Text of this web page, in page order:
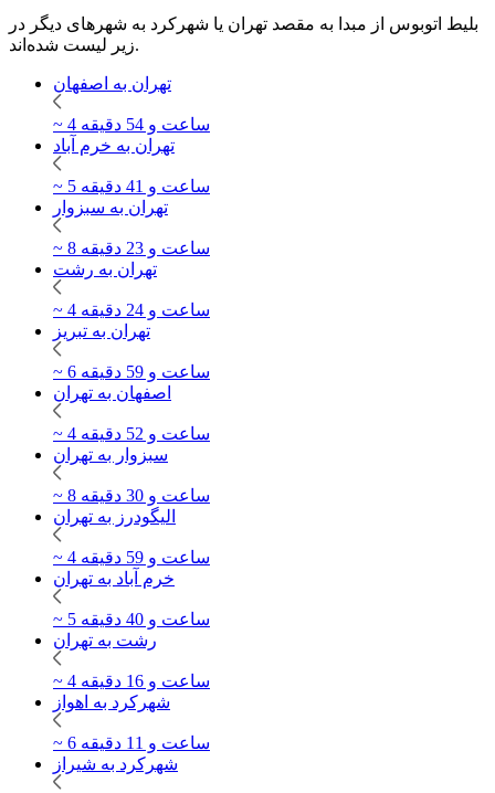
بلیط اتوبوس از مبدا به مقصد تهران یا شهرکرد به شهرهای دیگر در
زیر لیست شده‌اند.
تهران به اصفهان
~ 4 ساعت و 54 دقیقه
تهران به خرم آباد
~ 5 ساعت و 41 دقیقه
تهران به سبزوار
~ 8 ساعت و 23 دقیقه
تهران به رشت
~ 4 ساعت و 24 دقیقه
تهران به تبریز
~ 6 ساعت و 59 دقیقه
اصفهان به تهران
~ 4 ساعت و 52 دقیقه
سبزوار به تهران
~ 8 ساعت و 30 دقیقه
الیگودرز به تهران
~ 4 ساعت و 59 دقیقه
خرم آباد به تهران
~ 5 ساعت و 40 دقیقه
رشت به تهران
~ 4 ساعت و 16 دقیقه
شهرکرد به اهواز
~ 6 ساعت و 11 دقیقه
شهرکرد به شیراز